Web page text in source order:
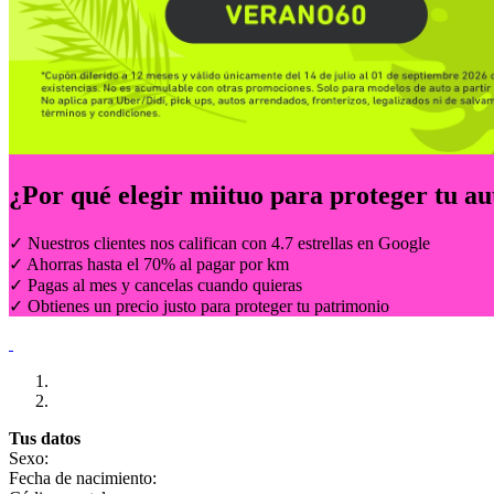
¿Por qué elegir miituo para proteger tu
✓ Nuestros clientes nos califican con 4.7 estrellas en Google
✓ Ahorras hasta el 70% al pagar por km
✓ Pagas al mes y cancelas cuando quieras
✓ Obtienes un precio justo para proteger tu patrimonio
Tus datos
Sexo:
Fecha de nacimiento: